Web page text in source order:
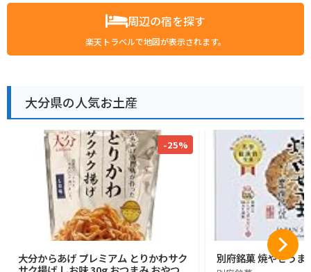
周辺の宿を探す
楽天トラベルで地図が表示されます。
大分県の人気お土産
-25%
大分からあげ プレミアム とりかわサク
別府銘菓 焼やせうま